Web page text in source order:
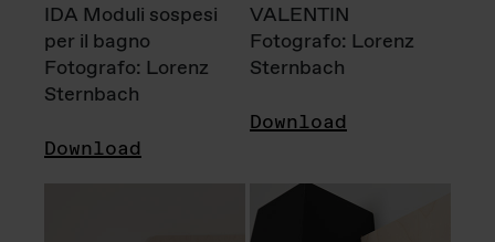
IDA Moduli sospesi
per il bagno
Fotografo: Lorenz
Sternbach
Download
VALENTIN
Fotografo: Lorenz
Sternbach
Download